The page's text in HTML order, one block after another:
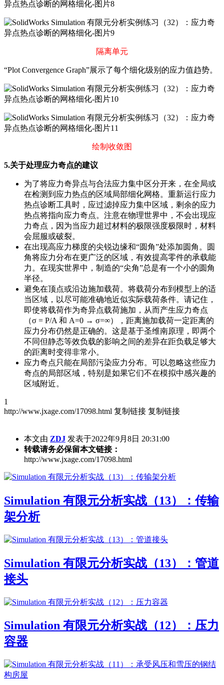
隔离单元
“Plot Convergence Graph”展示了每个细化级别的应力值趋势。
绘制收敛图
5.关于处理应力奇点的建议
为了将应力奇异点与合法应力集中区分开来，在全局或
在检测到应力热点的区域局部细化网格。重新运行应力
热点诊断工具时，应过滤掉应力集中区域，剩余的应力
热点将指向应力奇点。注意在物理世界中，不会出现应
力奇点，因为当应力超过材料的极限强度极限时，材料
会屈服或破裂。
在出现高应力梯度的尖锐边缘和“圆角”处添加圆角。圆
角将应力分布在更广泛的区域，有效提高零件的承载能
力。在现实世界中，制造的“尖角”总是有一个小的圆角
半径。
避免在顶点或沿边施加载荷。将载荷分布到模型上的适
当区域，以尽可能准确地近似实际载荷条件。请记住，
即使将载荷作为奇异点载荷施加，从而产生应力奇点
（σ = P/A 和 A=0 → σ=∞），距离施加载荷一定距离的
应力分布仍然是正确的。这是基于圣维南原理，即两个
不同但静态等效负载的影响之间的差异在距负载足够大
的距离时变得非常小。
应力奇点只能在局部污染应力分布。可以忽略这些应力
奇点的局部区域，特别是如果它们不在模拟中感兴趣的
区域附近。
1
http://www.jxage.com/17098.html 复制链接 复制链接
本文由 ZDJ 发表于2022年9月8日 20:31:00
转载请务必保留本文链接：
http://www.jxage.com/17098.html
Simulation 有限元分析实战（13）：传输
架分析
Simulation 有限元分析实战（13）：管道
接头
Simulation 有限元分析实战（12）：压力
容器